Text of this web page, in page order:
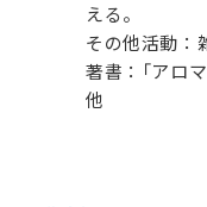
える。
その他活動：
著書：「アロ
他